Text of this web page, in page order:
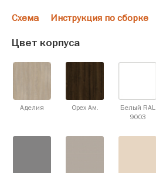
Схема Инструкция по сборке
Цвет корпуса
Аделия Орех Ам.
Белый RAL
9003